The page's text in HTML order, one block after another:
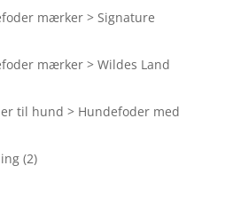
mærker > Signature
mærker > Wildes Land
til hund > Hundefoder med
(2)